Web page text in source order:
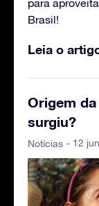
para
Brasil!
Leia o
Origem
surgiu?
Notícias - 12